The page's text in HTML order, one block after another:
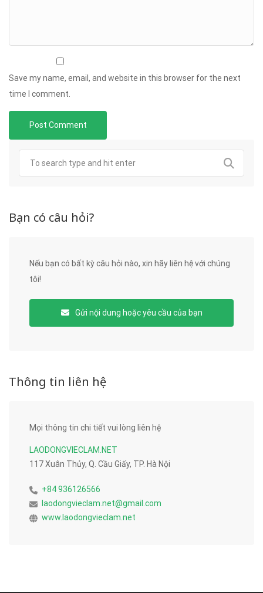
Save my name, email, and website in this browser for the next
time I comment.
Bạn có câu hỏi?
Nếu bạn có bất kỳ câu hỏi nào, xin hãy liên hệ với chúng
tôi!
Gửi nội dung hoặc yêu cầu của bạn
Thông tin liên hệ
Mọi thông tin chi tiết vui lòng liên hệ
LAODONGVIECLAM.NET
117 Xuân Thủy, Q. Cầu Giấy, TP. Hà Nội
+84 936126566
laodongvieclam.net@gmail.com
www.laodongvieclam.net